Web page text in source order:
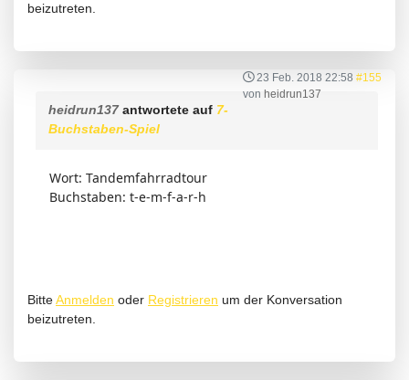
beizutreten.
23 Feb. 2018 22:58 #155
von heidrun137
heidrun137antwortete auf 7-
Buchstaben-Spiel
Wort: Tandemfahrradtour
Buchstaben: t-e-m-f-a-r-h
BitteAnmelden oder Registrieren um der Konversation
beizutreten.